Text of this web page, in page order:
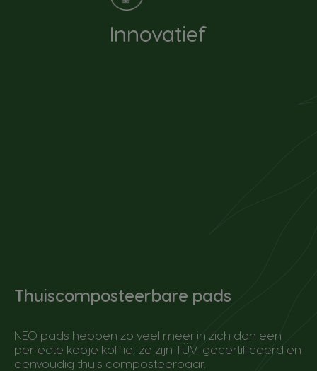
Innovatief
Thuiscomposteerbare pads
NEO pads hebben zo veel meer in zich dan een
perfecte kopje koffie; ze zijn TÜV-gecertificeerd en
eenvoudig thuis composteerbaar.